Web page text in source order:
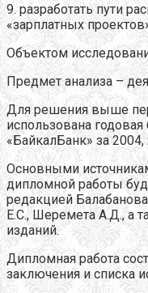
9. разработать пути
«зарплатных
Объектом
Предмет анализа –
Для решения выше
использована
«БайкалБанк» за
Основными
дипломной работы
редакцией
Е.С., Шеремета А.Д., а
изданий.
Дипломная работа
заключения и списка